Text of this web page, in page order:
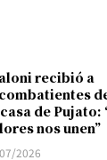
recibió a
de Pujato:
nos unen”
2026